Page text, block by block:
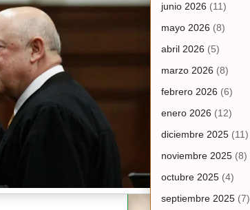
junio 2026 (11)
mayo 2026 (8)
abril 2026 (5)
marzo 2026 (8)
febrero 2026 (6)
enero 2026 (12)
diciembre 2025 (11)
noviembre 2025 (8)
octubre 2025 (4)
septiembre 2025 (7)